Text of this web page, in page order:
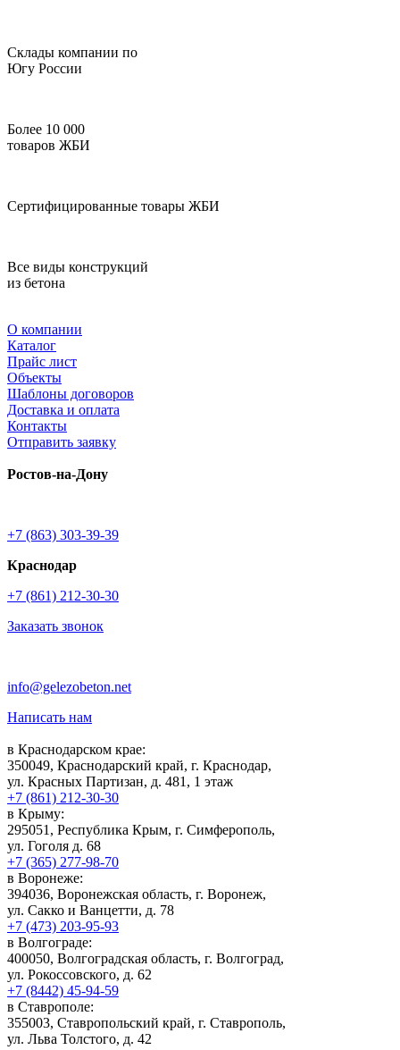
Склады компании по
Югу России
Более 10 000
товаров ЖБИ
Сертифицированные товары ЖБИ
Все виды конструкций
из бетона
О компании
Каталог
Прайс лист
Объекты
Шаблоны договоров
Доставка и оплата
Контакты
Отправить заявку
Ростов-на-Дону
+7 (863) 303-39-39
Краснодар
+7 (861) 212-30-30
Заказать звонок
info@gelezobeton.net
Написать нам
в Краснодарском крае:
350049, Краснодарский край, г. Краснодар,
ул. Красных Партизан, д. 481, 1 этаж
+7 (861) 212-30-30
в Крыму:
295051, Республика Крым, г. Симферополь,
ул. Гоголя д. 68
+7 (365) 277-98-70
в Воронеже:
394036, Воронежская область, г. Воронеж,
ул. Сакко и Ванцетти, д. 78
+7 (473) 203-95-93
в Волгограде:
400050, Волгоградская область, г. Волгоград,
ул. Рокоссовского, д. 62
+7 (8442) 45-94-59
в Ставрополе:
355003, Ставропольский край, г. Ставрополь,
ул. Льва Толстого, д. 42